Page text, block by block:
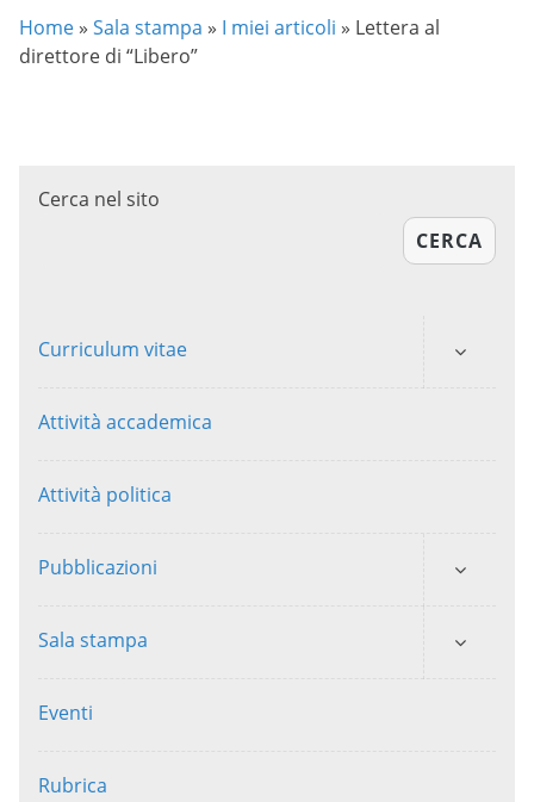
Home » Sala stampa » I miei articoli » Lettera al
direttore di “Libero”
Cerca nel sito
CERCA
Curriculum vitae
Attività accademica
Attività politica
Pubblicazioni
Sala stampa
Eventi
Rubrica